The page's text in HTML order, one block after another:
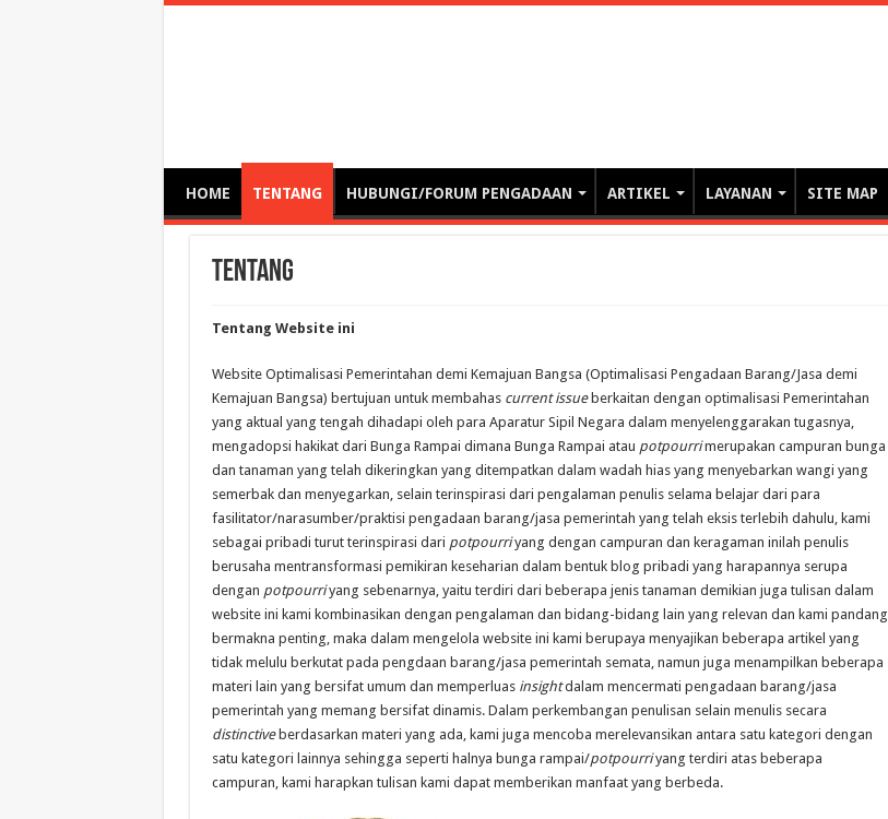
HOME TENTANG HUBUNGI/FORUM PENGADAAN ARTIKEL LAYANAN SITE MAP
TENTANG
Tentang Website ini
Website Optimalisasi Pemerintahan demi Kemajuan Bangsa (Optimalisasi Pengadaan Barang/Jasa demi
Kemajuan Bangsa) bertujuan untuk membahas current issue berkaitan dengan optimalisasi Pemerintahan
yang aktual yang tengah dihadapi oleh para Aparatur Sipil Negara dalam menyelenggarakan tugasnya,
mengadopsi hakikat dari Bunga Rampai dimana Bunga Rampai atau potpourrimerupakan campuran bunga
dan tanaman yang telah dikeringkan yang ditempatkan dalam wadah hias yang menyebarkan wangi yang
semerbak dan menyegarkan, selain terinspirasi dari pengalaman penulis selama belajar dari para
fasilitator/narasumber/praktisi pengadaan barang/jasa pemerintah yang telah eksis terlebih dahulu, kami
sebagai pribadi turut terinspirasi dari potpourriyang dengan campuran dan keragaman inilah penulis
berusaha mentransformasi pemikiran keseharian dalam bentuk blog pribadi yang harapannya serupa
dengan potpourriyang sebenarnya, yaitu terdiri dari beberapa jenis tanaman demikian juga tulisan dalam
website ini kami kombinasikan dengan pengalaman dan bidang-bidang lain yang relevan dan kami pandang
bermakna penting, maka dalam mengelola website ini kami berupaya menyajikan beberapa artikel yang
tidak melulu berkutat pada pengdaan barang/jasa pemerintah semata, namun juga menampilkan beberapa
materi lain yang bersifat umum dan memperluas insightdalam mencermati pengadaan barang/jasa
pemerintah yang memang bersifat dinamis. Dalam perkembangan penulisan selain menulis secara
distinctive berdasarkan materi yang ada, kami juga mencoba merelevansikan antara satu kategori dengan
satu kategori lainnya sehingga seperti halnya bunga rampai/potpourriyang terdiri atas beberapa
campuran, kami harapkan tulisan kami dapat memberikan manfaat yang berbeda.